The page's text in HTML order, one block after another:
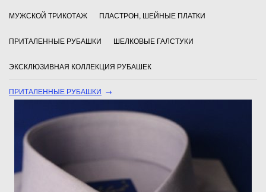
МУЖСКОЙ ТРИКОТАЖ ПЛАСТРОН, ШЕЙНЫЕ ПЛАТКИ
ПРИТАЛЕННЫЕ РУБАШКИ ШЕЛКОВЫЕ ГАЛСТУКИ
ЭКСКЛЮЗИВНАЯ КОЛЛЕКЦИЯ РУБАШЕК
ПРИТАЛЕННЫЕ РУБАШКИ →